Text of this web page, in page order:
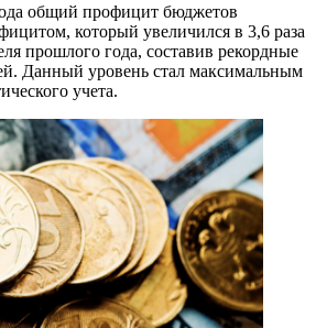
общий профицит бюджетов
который увеличился в 3,6 раза
прошлого года, составив рекордные
Данный уровень стал максимальным
учета.